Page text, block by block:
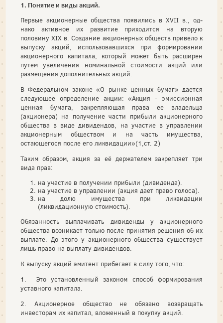
1. Понятие и виды акций.
Первые акционерные общества появились в XVII в., од­
нако активное их развитие приходится на вторую
половину XIX в. Создание акционерных обществ привело к
выпуску акций, исполь­зовавшихся при формировании
акционерного капитала, который может быть расширен
путем увеличения номинальной стоимости акций или
размещения дополнительных акций.
В Федеральном законе «О рынке ценных бумаг» дается
следующее определение акции: «Акция - эмиссионная
ценная бумага, закрепляющая права ее владельца
(акционера) на получение части прибыли акционерного
общества в виде дивидендов, на участие в управлении
акционерным обществом и на часть имущества,
остающегося после его ликвидации»(1,ст. 2)
Таким образом, акция за её держателем закрепляет три
вида прав:
на участие в получении прибыли (дивиденда).
на участие в управлении (акция дает право голоса).
на долю имущества при ликвидации
(ликвидационную стоимость).
Обязанность выплачивать дивиденды у акционерного
общества возникает только после принятия решения об их
выплате. До этого у акционерного общества существует
лишь право на выплату дивидендов.
К выпуску акций эмитент прибегает в силу того, что:
1. Это установленный законом способ формирования
уставного капитала.
2. Акционерное общество не обязано возвращать
инвесторам их капитал, вложенный в покупку акций.